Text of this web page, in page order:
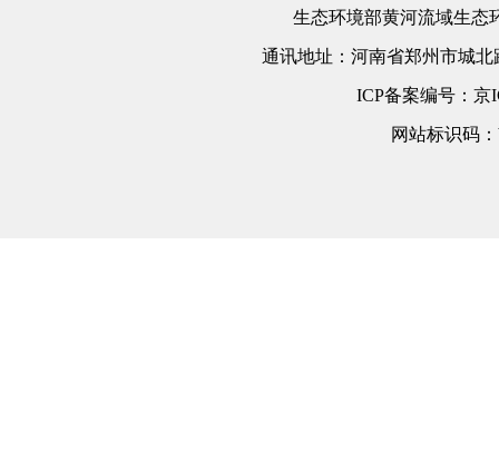
生态环境部黄河流域生态
通讯地址： 河南省郑州市城北
ICP备案编号： 京
网站标识码：